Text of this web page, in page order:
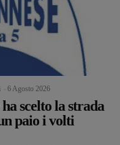
6 Agosto 2026
scelto la strada
paio i volti